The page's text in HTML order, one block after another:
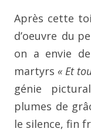
Après cette
d’oeuvre du
on a envie
martyrs « Et
génie
plumes de
le silence, fin